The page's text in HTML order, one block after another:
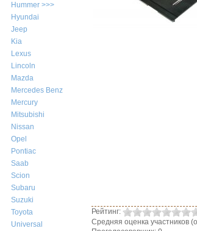
Hummer >>>
Hyundai
Jeep
Kia
Lexus
Lincoln
Mazda
Mercedes Benz
Mercury
Mitsubishi
Nissan
Opel
Pontiac
Saab
Scion
Subaru
Suzuki
Toyota
Universal
Рейтинг:
Средняя оценка участников